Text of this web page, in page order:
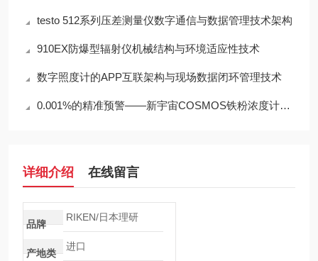
testo 512系列压差测量仪数字通信与数据管理技术架构
910EX防爆型辐射仪机械结构与环境适应性技术
数字照度计的APP互联架构与现场数据闭环管理技术
0.001%的精准预警——新宇宙COSMOS铁粉浓度计SDM-72守护齿轮箱健康
详细介绍 在线留言
品牌
RIKEN/日本理研
产地类
进口